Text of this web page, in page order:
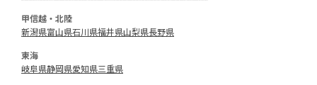
甲信越・北陸
新潟県富山県石川県福井県山梨県長野県
東海
岐阜県静岡県愛知県三重県